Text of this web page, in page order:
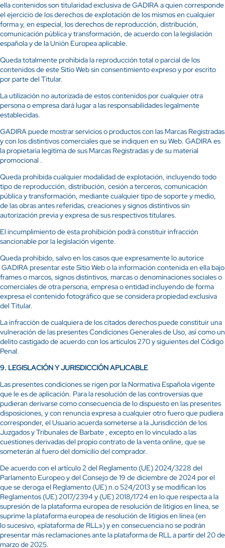
ella contenidos son titularidad exclusiva de GADIRA a quien corresponde
el ejercicio de los derechos de explotación de los mismos en cualquier
forma y, en especial, los derechos de reproducción, distribución,
comunicación pública y transformación, de acuerdo con la legislación
española y de la Unión Europea aplicable.
Queda totalmente prohibida la reproducción total o parcial de los
contenidos de este Sitio Web sin consentimiento expreso y por escrito
por parte del Titular.
La utilización no autorizada de estos contenidos por cualquier otra
persona o empresa dará lugar a las responsabilidades legalmente
establecidas.
GADIRA puede mostrar servicios o productos con las Marcas Registradas
y con los distintivos comerciales que se indiquen en su Web. GADIRA es
la propietaria legítima de sus Marcas Registradas y de su material
promocional .
Queda prohibida cualquier modalidad de explotación, incluyendo todo
tipo de reproducción, distribución, cesión a terceros, comunicación
pública y transformación, mediante cualquier tipo de soporte y medio,
de las obras antes referidas, creaciones y signos distintivos sin
autorización previa y expresa de sus respectivos titulares.
El incumplimiento de esta prohibición podrá constituir infracción
sancionable por la legislación vigente.
Queda prohibido, salvo en los casos que expresamente lo autorice
GADIRA presentar este Sitio Web o la información contenida en ella bajo
frames o marcos, signos distintivos, marcas o denominaciones sociales o
comerciales de otra persona, empresa o entidad incluyendo de forma
expresa el contenido fotográfico que se considera propiedad exclusiva
del Titular.
La infracción de cualquiera de los citados derechos puede constituir una
vulneración de las presentes Condiciones Generales de Uso, así como un
delito castigado de acuerdo con los artículos 270 y siguientes del Código
Penal.
9. LEGISLACIÓN Y JURISDICCIÓN APLICABLE
Las presentes condiciones se rigen por la Normativa Española vigente
que le es de aplicación. Para la resolución de las controversias que
pudieran derivarse como consecuencia de lo dispuesto en las presentes
disposiciones, y con renuncia expresa a cualquier otro fuero que pudiera
corresponder, el Usuario acuerda someterse a la Jurisdicción de los
Juzgados y Tribunales de Barbate , excepto en lo vinculado a las
cuestiones derivadas del propio contrato de la venta online, que se
someterán al fuero del domicilio del comprador.
De acuerdo con el artículo 2 del Reglamento (UE) 2024/3228 del
Parlamento Europeo y del Consejo de 19 de diciembre de 2024 por el
que se deroga el Reglamento (UE) n.o 524/2013 y se modifican los
Reglamentos (UE) 2017/2394 y (UE) 2018/1724 en lo que respecta a la
supresión de la plataforma europea de resolución de litigios en línea, se
suprime la plataforma europea de resolución de litigios en línea (en
lo sucesivo, «plataforma de RLL») y en consecuencia no se podrán
presentar más reclamaciones ante la plataforma de RLL a partir del 20 de
marzo de 2025.